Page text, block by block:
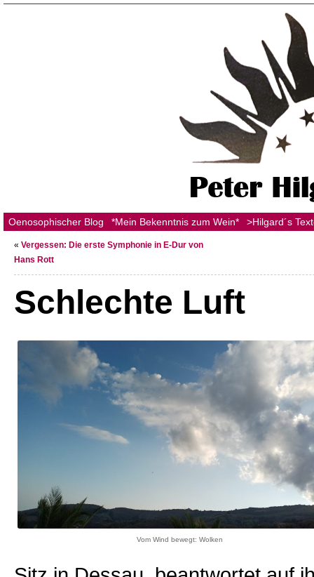
Oenosophischer Blog *Mein Bekenntnis zum Wein* >Hilgard´s
« Vergessen: Die erste Symphonie in E-Dur von
Hans Rott
Schlechte Luft
Vom Wind bewegt: Wolken